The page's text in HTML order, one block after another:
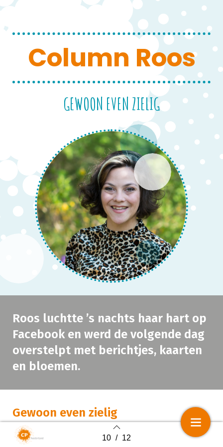
Back to index 10 / 12
Column Roos
GEWOON EVEN ZIELIG
Roos luchtte ’s nachts haar hart op
Facebook en werd de volgende dag
overstelpt met berichtjes, kaarten
en bloemen.
Gewoon even zielig
Ik heb niet vaak zelfmedelijden. Ik vind het een